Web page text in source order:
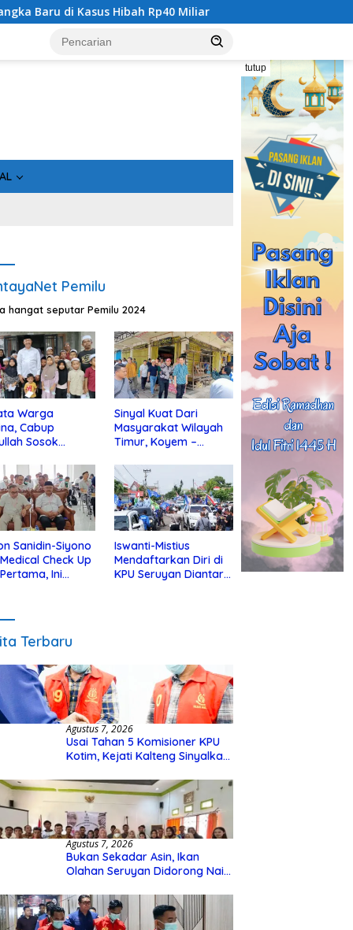
Kasus Hibah Rp40 Miliar Bukan Sekadar Asin, Ikan
tutup
Pemilu
hangat seputar Pemilu 2024
Warga
Cabup
Sosok
Sinyal Kuat Dari
Masyarakat Wilayah
Timur, Koyem –
di Kotim
Sanidin-Siyono
Check Up
Ini
Iswanti-Mistius
Mendaftarkan Diri di
KPU Seruyan Diantar
Terbaru
Agustus 7, 2026
Usai Tahan 5 Komisioner KPU
Kotim, Kejati Kalteng Sinyalkan
Hibah Rp40 Miliar
Agustus 7, 2026
Bukan Sekadar Asin, Ikan
Olahan Seruyan Didorong Naik